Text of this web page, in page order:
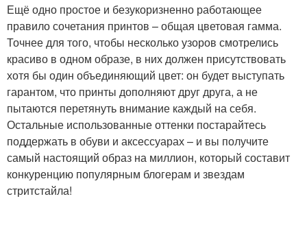
Ещё одно простое и безукоризненно работающее
правило сочетания принтов – общая цветовая гамма.
Точнее для того, чтобы несколько узоров смотрелись
красиво в одном образе, в них должен присутствовать
хотя бы один объединяющий цвет: он будет выступать
гарантом, что принты дополняют друг друга, а не
пытаются перетянуть внимание каждый на себя.
Остальные использованные оттенки постарайтесь
поддержать в обуви и аксессуарах – и вы получите
самый настоящий образ на миллион, который составит
конкуренцию популярным блогерам и звездам
стритстайла!